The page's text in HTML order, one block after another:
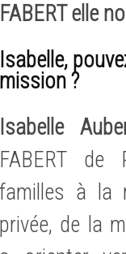
FABERT elle
Isabelle,
mission ?
Isabelle
FABERT
familles à la
privée, de la